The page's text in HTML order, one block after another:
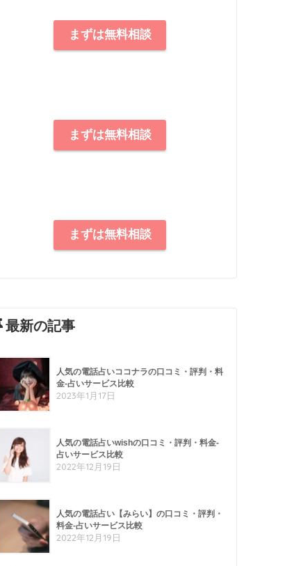
まずは無料相談
まずは無料相談
まずは無料相談
最新の記事
人気の電話占いココナラの口コミ・評判・料
金-占いサービス比較
2023年1月17日
人気の電話占いwishの口コミ・評判・料金-
占いサービス比較
2022年12月19日
人気の電話占い【みらい】の口コミ・評判・
料金-占いサービス比較
2022年12月19日